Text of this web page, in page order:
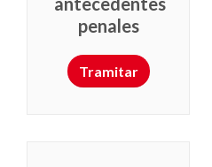
penales
Tramitar